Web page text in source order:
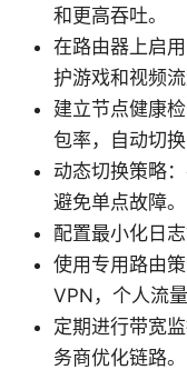
和更高吞吐。
在路由器上启
护游戏和视频流
建立节点健康
包率，自动切
动态切换策略
避免单点故障。
配置最小化日
使用专用路由
VPN，个人流
定期进行带宽
务商优化链路。